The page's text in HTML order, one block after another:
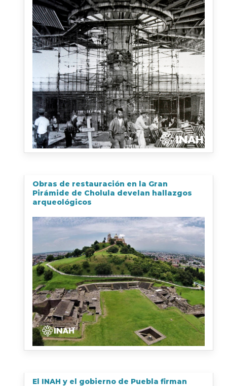
Obras de restauración en la Gran
Pirámide de Cholula develan hallazgos
arqueológicos
El INAH y el gobierno de Puebla firman